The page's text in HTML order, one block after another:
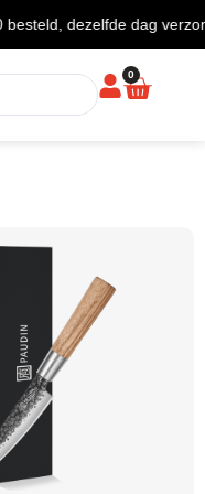
dezelfde dag
0